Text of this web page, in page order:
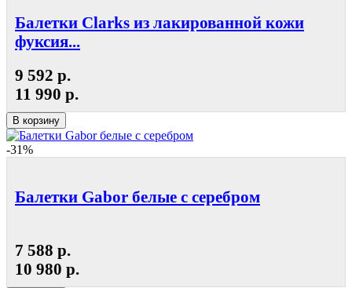
Балетки Clarks из лакированной кожи
фуксия...
9 592 р.
11 990 р.
В корзину
-31%
Балетки Gabor белые с серебром
7 588 р.
10 980 р.